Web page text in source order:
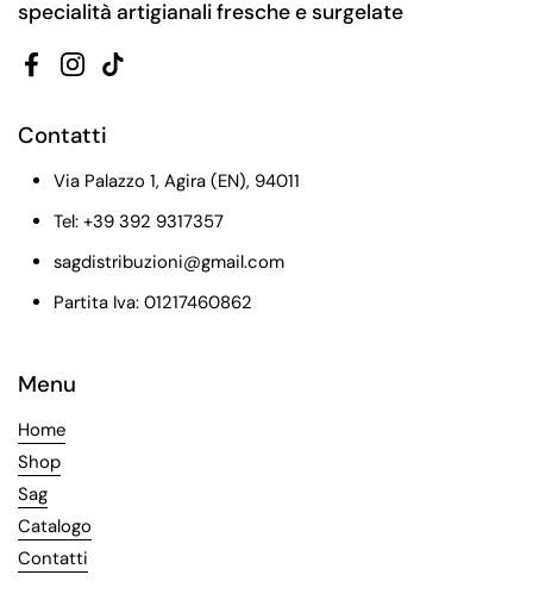
specialità artigianali fresche e surgelate
Facebook
Instagram
TikTok
Contatti
Via Palazzo 1, Agira (EN), 94011
Tel: +39 392 9317357
sagdistribuzioni@gmail.com
Partita Iva: 01217460862
Menu
Home
Shop
Sag
Catalogo
Contatti